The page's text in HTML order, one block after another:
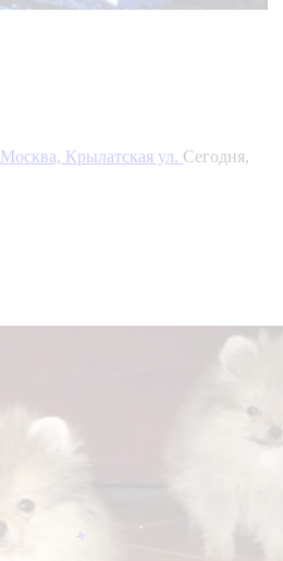
Москва, Крылатская ул. Сегодня,